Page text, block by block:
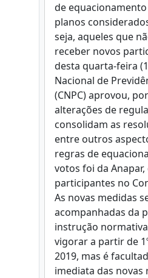
de
planos
seja, aqueles que
receber novos
desta quarta-feira
Nacional de
(CNPC) aprovou,
alterações de
consolidam as
entre outros
regras de
votos foi da
participantes no
As novas medidas
acompanhadas da
instrução
vigorar a partir de
2019, mas é
imediata das